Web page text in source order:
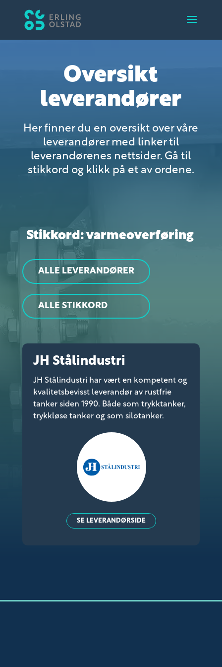
Oversikt
leverandører
Her finner du en oversikt over våre
leverandører med linker til
leverandørenes nettsider. Gå til
stikkord og klikk på et av ordene.
Stikkord: varmeoverføring
ALLE LEVERANDØRER
ALLE STIKKORD
JH Stålindustri
JH Stålindustri har vært en kompetent og
kvalitetsbevisst leverandør av rustfrie
tanker siden 1990. Både som trykktanker,
trykkløse tanker og som silotanker.
SE LEVERANDØRSIDE